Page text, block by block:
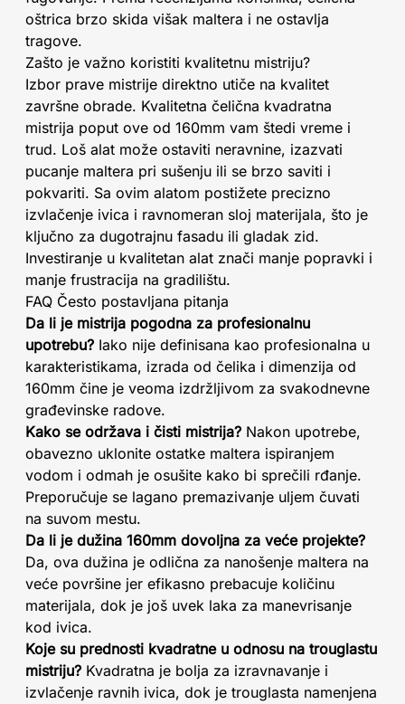
oštrica brzo skida višak maltera i ne ostavlja
tragove.
Zašto je važno koristiti kvalitetnu mistriju?
Izbor prave mistrije direktno utiče na kvalitet
završne obrade. Kvalitetna čelična kvadratna
mistrija poput ove od 160mm vam štedi vreme i
trud. Loš alat može ostaviti neravnine, izazvati
pucanje maltera pri sušenju ili se brzo saviti i
pokvariti. Sa ovim alatom postižete precizno
izvlačenje ivica i ravnomeran sloj materijala, što je
ključno za dugotrajnu fasadu ili gladak zid.
Investiranje u kvalitetan alat znači manje popravki i
manje frustracija na gradilištu.
FAQ Često postavljana pitanja
Da li je mistrija pogodna za profesionalnu
upotrebu? Iako nije definisana kao profesionalna u
karakteristikama, izrada od čelika i dimenzija od
160mm čine je veoma izdržljivom za svakodnevne
građevinske radove.
Kako se održava i čisti mistrija? Nakon upotrebe,
obavezno uklonite ostatke maltera ispiranjem
vodom i odmah je osušite kako bi sprečili rđanje.
Preporučuje se lagano premazivanje uljem čuvati
na suvom mestu.
Da li je dužina 160mm dovoljna za veće projekte?
Da, ova dužina je odlična za nanošenje maltera na
veće površine jer efikasno prebacuje količinu
materijala, dok je još uvek laka za manevrisanje
kod ivica.
Koje su prednosti kvadratne u odnosu na trouglastu
mistriju? Kvadratna je bolja za izravnavanje i
izvlačenje ravnih ivica, dok je trouglasta namenjena